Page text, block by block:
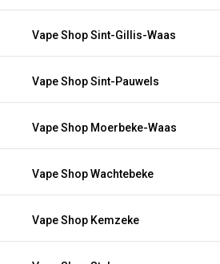
Vape Shop Sint-Gillis-Waas
Vape Shop Sint-Pauwels
Vape Shop Moerbeke-Waas
Vape Shop Wachtebeke
Vape Shop Kemzeke